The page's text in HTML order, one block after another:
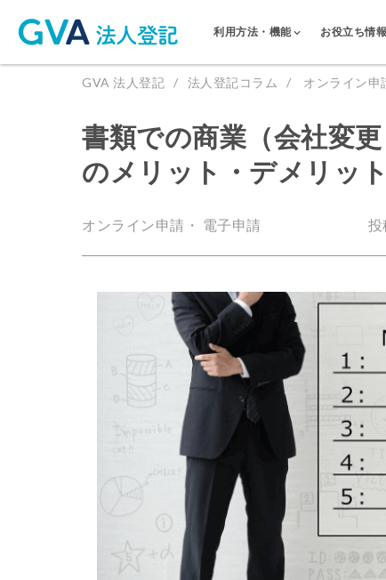
利用方法・機能 お役立ち情報
GVA 法人登記 法人登記コラム オンライン申
書類での商業（会社変
のメリット・デメリッ
オンライン申請・ 電子申請 投